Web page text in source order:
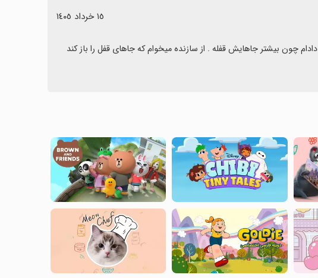
١٥ خرداد ١٤٠٥